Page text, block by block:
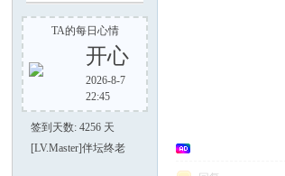
TA的每日心情
开心
2026-8-7
22:45
签到天数: 4256 天
[LV.Master]伴坛终老